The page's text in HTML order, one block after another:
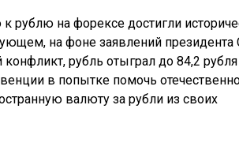
на форексе достигли
на фоне заявлений
рубль отыграл до 84,2 рубля
в попытке помочь
валюту за рубли из своих